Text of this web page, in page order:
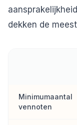
dekken de
Minimumaantal
vennoten